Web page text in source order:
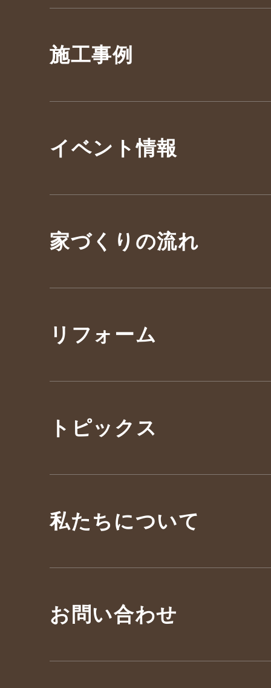
施工事例
イベント情報
家づくりの流れ
リフォーム
トピックス
私たちについて
お問い合わせ